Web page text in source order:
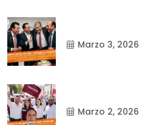
Marzo 3, 2026
Marzo 2, 2026